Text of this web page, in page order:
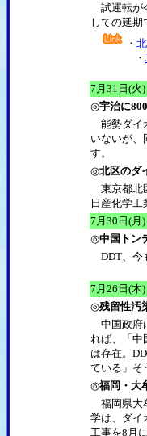
試運転が
しての延期
・
・
7月31日(火)
◎宇治に
能勢ダイ
いないが、
す。
◎北区のダ
東京都北
日産化学
7月30日(月)
◎中国トン
DDT、今
7月26日(木)
◎残留性汚
中国政府
れば、「中
は存在。
ている」そ
◎福岡・大
福岡県大
学は、ダイ
工事を8月